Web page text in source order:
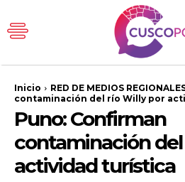
Inicio RED DE MEDIOS
contaminación del río Willy por
Puno: Confirman
contaminación
actividad turística